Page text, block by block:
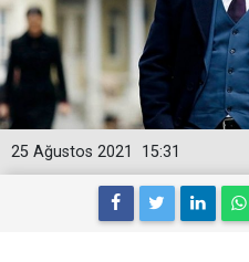
15:31
25 Ağustos 2021